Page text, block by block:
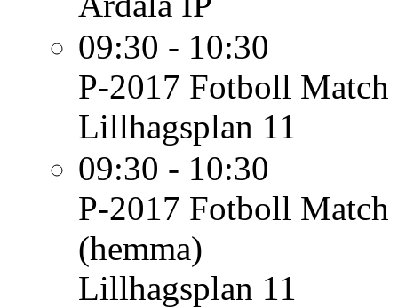
09:30 - 10:30
P-2017 Fotboll Match
Lillhagsplan 11
09:30 - 10:30
P-2017 Fotboll
(hemma)
Lillhagsplan 11